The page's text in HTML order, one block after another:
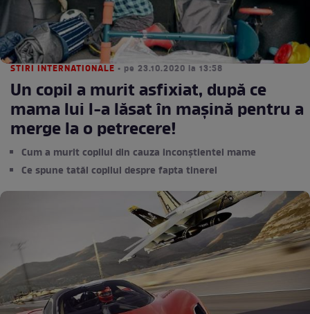
STIRI INTERNATIONALE • pe 23.10.2020 la 13:58
Un copil a murit asfixiat, după ce
mama lui l-a lăsat în mașină pentru a
merge la o petrecere!
Cum a murit copilul din cauza inconștientei mame
Ce spune tatăl copilul despre fapta tinerei